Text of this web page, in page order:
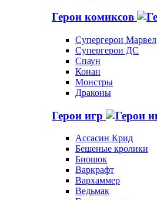
Герои комиксов
Супергерои Марвел
Супергерои ДС
Спаун
Конан
Монстры
Драконы
Герои игр
Ассасин Крид
Бешеные кролики
Биошок
Варкрафт
Вархаммер
Ведьмак